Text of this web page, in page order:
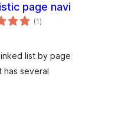
page navi
(1કુલ
રેટિંગ્સ
)
list by page
has several